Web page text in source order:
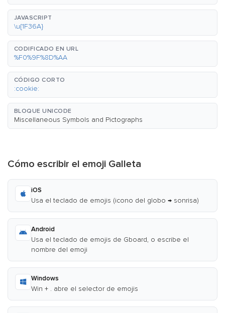
JAVASCRIPT
\u{1F36A}
CODIFICADO EN URL
%F0%9F%8D%AA
CÓDIGO CORTO
:cookie:
BLOQUE UNICODE
Miscellaneous Symbols and Pictographs
Cómo escribir el emoji Galleta
iOS
Usa el teclado de emojis (icono del globo → sonrisa)
Android
Usa el teclado de emojis de Gboard, o escribe el
nombre del emoji
Windows
Win + . abre el selector de emojis